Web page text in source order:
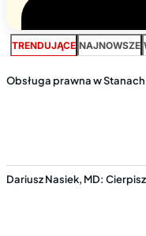
TRENDUJĄCE NAJNOWSZE
Obsługa prawna w Stanach
Dariusz Nasiek, MD: